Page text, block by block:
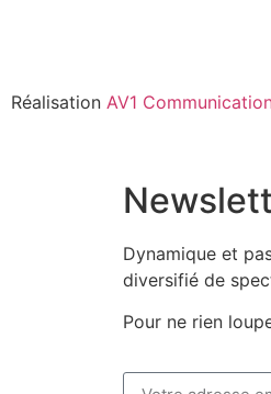
Réalisation AV1
Dynamique et
diversifié de
Pour ne rien